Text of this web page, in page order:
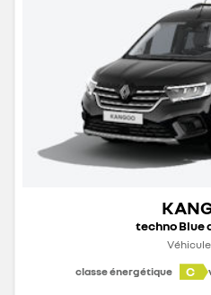
techno Blue
classe énergétique
C